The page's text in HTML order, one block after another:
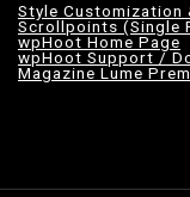
Style Customization
Scrollpoints (Single
wpHoot Home Page
wpHoot Support /
Magazine Lume